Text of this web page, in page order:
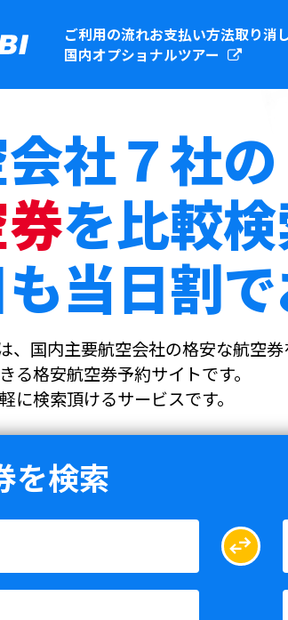
ご利用の流れお支払い方法取り消
国内オプショナルツアー
社７社の
を比較検
当日割
、国内主要航空会社の格安な航空券
る格安航空券予約サイトです。
に検索頂けるサービスです。
を検索
swap_horiz